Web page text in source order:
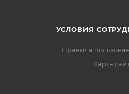
УСЛОВИЯ
Правила
Карта